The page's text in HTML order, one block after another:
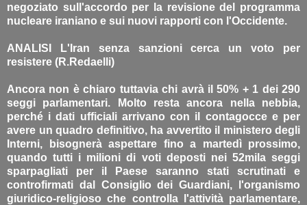
negoziato sull'accordo per la revisione del programma
nucleare iraniano e sui nuovi rapporti con l'Occidente.
ANALISI L'Iran senza sanzioni cerca un voto per
resistere (R.Redaelli)
Ancora non è chiaro tuttavia chi avrà il 50% + 1 dei 290
seggi parlamentari. Molto resta ancora nella nebbia,
perché i dati ufficiali arrivano con il contagocce e per
avere un quadro definitivo, ha avvertito il ministero degli
Interni, bisognerà aspettare fino a martedì prossimo,
quando tutti i milioni di voti deposti nei 52mila seggi
sparpagliati per il Paese saranno stati scrutinati e
controfirmati dal Consiglio dei Guardiani, l'organismo
giuridico-religioso che controlla l'attività parlamentare,